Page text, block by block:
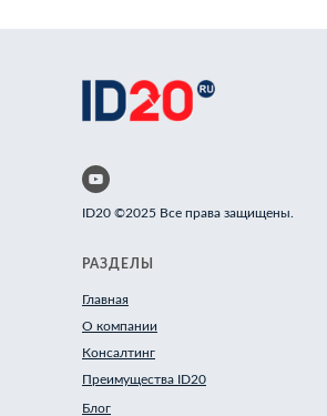
РАЗДЕЛЫ
Главная
О компании
Консалтинг
Преимущества ID20
Блог
ID20 ©2025 Все права защищены.